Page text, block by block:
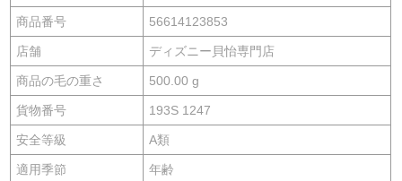
商品番号 56614123853
店舗 ディズニー貝怡専門店
商品の毛の重さ 500.00 g
貨物番号 193S 1247
安全等級 A類
適用季節 年齢